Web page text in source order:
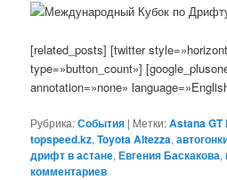
[related_posts] [twitter
type=»button_count»]
annotation=»none»
Рубрика:События | Метки:Astana GT
topspeed.kz,Toyota Altezza,
дрифт в астане,Евгения Баскакова,
комментариев